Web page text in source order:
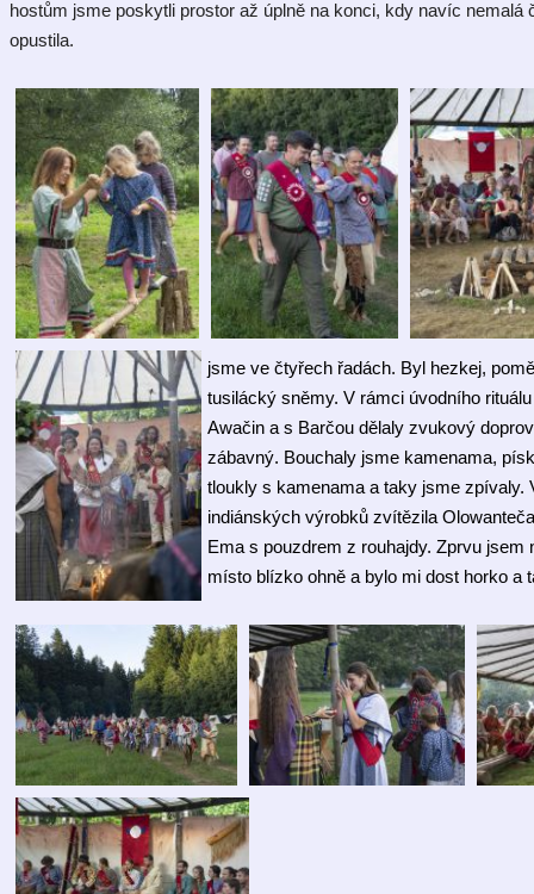
hostům jsme poskytli prostor až úplně na konci, kdy navíc
opustila.
jsme ve čtyřech řadách. Byl hezkej,
tusilácký sněmy. V rámci úvodního
Awačin a s Barčou dělaly zvukový
zábavný. Bouchaly jsme kamenama,
tloukly s kamenama a taky jsme zpívaly.
indiánských výrobků zvítězila
Ema s pouzdrem z rouhajdy. Zprvu
místo blízko ohně a bylo mi dost horko a